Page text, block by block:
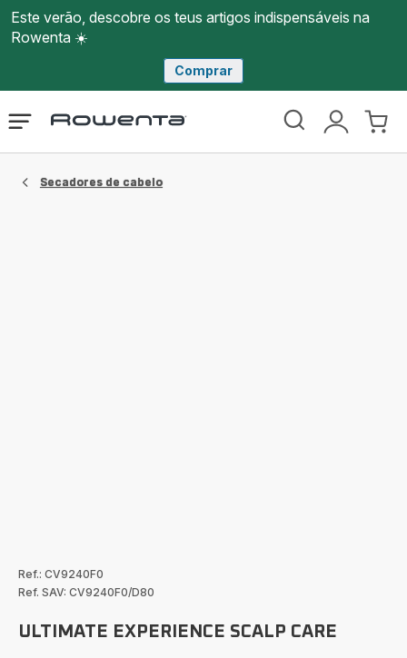
Este verão, descobre os teus artigos indispensáveis na
Rowenta ☀️
Comprar
Página
Rowenta
O
Abrir
Secadores de cabelo
Ref.: CV9240F0
Ref. SAV: CV9240F0/D80
ULTIMATE EXPERIENCE SCALP CARE